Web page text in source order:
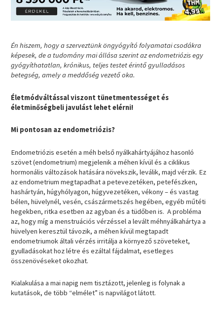
Én hiszem, hogy a szerveztünk öngyógyító folyamatai csodákra
képesek, de a tudomány mai állása szerint az endometriózis egy
gyógyíthatatlan, krónikus, teljes testet érintő gyulladásos
betegség, amely a meddőség vezető oka.
Életmódváltással viszont tünetmentességet és
életminőségbeli javulást lehet elérni!
Mi pontosan az endometriózis?
Endometriózis esetén a méh belső nyálkahártyájához hasonló
szövet (endometrium) megjelenik a méhen kívül és a ciklikus
hormonális változások hatására növekszik, leválik, majd vérzik. Ez
az endometrium megtapadhat a petevezetéken, petefészken,
hashártyán, húgyhólyagon, húgyvezetéken, vékony – és vastag
bélen, hüvelynél, vesén, császármetszés hegében, egyéb műtéti
hegekben, ritka esetben az agyban és a tüdőben is. A probléma
az, hogy míg a menstruációs vérzéssel a levált méhnyálkahártya a
hüvelyen keresztül távozik, a méhen kívül megtapadt
endometriumok általi vérzés irritálja a környező szöveteket,
gyulladásokat hoz létre és ezáltal fájdalmat, esetleges
összenövéseket okozhat.
Kialakulása a mai napig nem tisztázott, jelenleg is folynak a
kutatások, de több “elmélet” is napvilágot látott.